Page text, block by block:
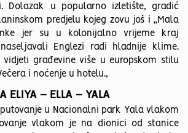
Dolazak u popularno izletište, gradić
predjelu kojeg zovu još i „Mala
jer su u kolonijalno vrijeme kraj
Englezi radi hladnije klime.
vidjeti građevine više u europskom stilu
i noćenje u hotelu.,
– ELLA – YALA
u Nacionalni park Yala vlakom
vlakom je na dionici od stanice